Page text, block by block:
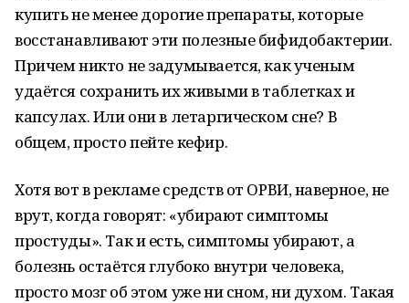
купить не менее дорогие препараты, которые
восстанавливают эти полезные бифидобактерии.
Причем никто не задумывается, как ученым
удаётся сохранить их живыми в таблетках и
капсулах. Или они в летаргическом сне? В
общем, просто пейте кефир.
Хотя вот в рекламе средств от ОРВИ, наверное, не
врут, когда говорят: «убирают симптомы
простуды». Так и есть, симптомы убирают, а
болезнь остаётся глубоко внутри человека,
просто мозг об этом уже ни сном, ни духом. Такая